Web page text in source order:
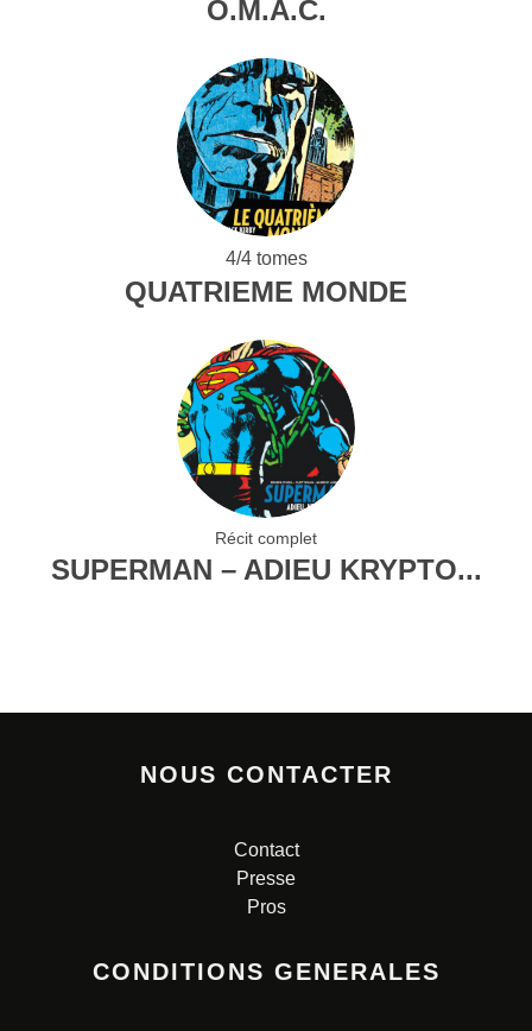
O.M.A.C.
4/4 tomes
QUATRIEME MONDE
Récit complet
SUPERMAN – ADIEU KRYPTO...
NOUS CONTACTER
Contact
Presse
Pros
CONDITIONS GENERALES